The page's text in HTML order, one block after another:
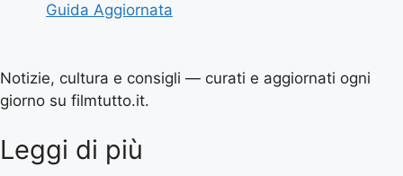
Guida Aggiornata
Notizie, cultura e consigli — curati e aggiornati ogni
giorno su filmtutto.it.
Leggi di più